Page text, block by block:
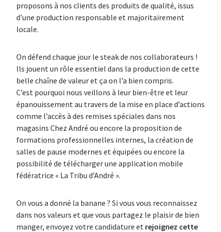
proposons à nos clients des produits de qualité, issus
d’une production responsable et majoritairement
locale.
On défend chaque jour le steak de nos collaborateurs !
Ils jouent un rôle essentiel dans la production de cette
belle chaîne de valeur et ça on l’a bien compris.
C’est pourquoi nous veillons à leur bien-être et leur
épanouissement au travers de la mise en place d’actions
comme l’accès à des remises spéciales dans nos
magasins Chez André ou encore la proposition de
formations professionnelles internes, la création de
salles de pause modernes et équipées ou encore la
possibilité de télécharger une application mobile
fédératrice « La Tribu d’André ».
On vous a donné la banane ? Si vous vous reconnaissez
dans nos valeurs et que vous partagez le plaisir de bien
manger, envoyez votre candidature et rejoignez cette